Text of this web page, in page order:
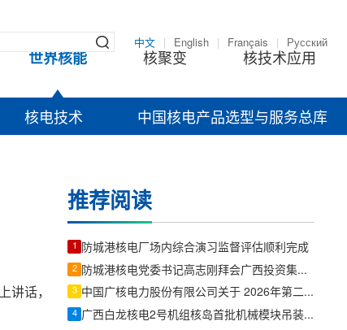
中文 English Français Русский
世界核能 核聚变 核技术应用
核电技术 中国核电产品选型与服务总库
讲话，
推荐阅读
1 防城港核电厂场内综合演习监督评估顺利完成
2 防城港核电党委书记高志刚拜会广西投资集团党委书记、董事长周炼
3 中国广核电力股份有限公司关于 2026年第二季度运营情况的公告
4 广西白龙核电2号机组核岛首批机械模块吊装完成